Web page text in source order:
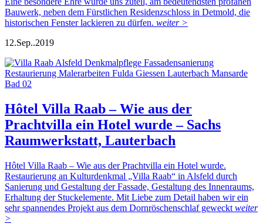
Bauwerk, neben dem Fürstlichen Residenzschloss in Detmold, die
historischen Fenster lackieren zu dürfen. weiter >
12.Sep..2019
Hôtel Villa Raab – Wie aus der
Prachtvilla ein Hotel wurde – Sachs
Raumwerkstatt, Lauterbach
Hôtel Villa Raab – Wie aus der Prachtvilla ein Hotel wurde.
Restaurierung an Kulturdenkmal „Villa Raab“ in Alsfeld durch
Sanierung und Gestaltung der Fassade, Gestaltung des Innenraums,
Erhaltung der Stuckelemente. Mit Liebe zum Detail haben wir ein
sehr spannendes Projekt aus dem Dornröschenschlaf geweckt weiter
>